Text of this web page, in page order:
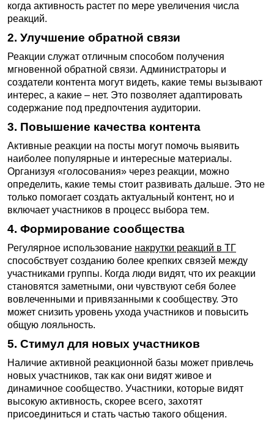
когда активность растет по мере увеличения числа
реакций.
2. Улучшение обратной связи
Реакции служат отличным способом получения
мгновенной обратной связи. Администраторы и
создатели контента могут видеть, какие темы вызывают
интерес, а какие – нет. Это позволяет адаптировать
содержание под предпочтения аудитории.
3. Повышение качества контента
Активные реакции на посты могут помочь выявить
наиболее популярные и интересные материалы.
Организуя «голосования» через реакции, можно
определить, какие темы стоит развивать дальше. Это не
только помогает создать актуальный контент, но и
включает участников в процесс выбора тем.
4. Формирование сообщества
Регулярное использование накрутки реакций в ТГ
способствует созданию более крепких связей между
участниками группы. Когда люди видят, что их реакции
становятся заметными, они чувствуют себя более
вовлеченными и привязанными к сообществу. Это
может снизить уровень ухода участников и повысить
общую лояльность.
5. Стимул для новых участников
Наличие активной реакционной базы может привлечь
новых участников, так как они видят живое и
динамичное сообщество. Участники, которые видят
высокую активность, скорее всего, захотят
присоединиться и стать частью такого общения.